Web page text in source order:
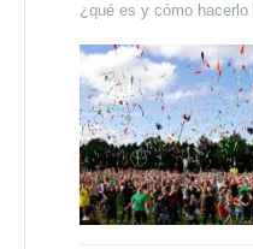
¿qué es y cómo hacerlo